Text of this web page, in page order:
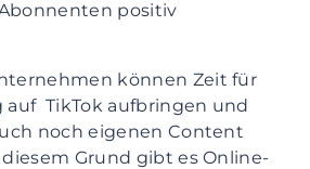
positiv
können Zeit für
auf TikTok aufbringen und
noch eigenen Content
Grund gibt es Online-